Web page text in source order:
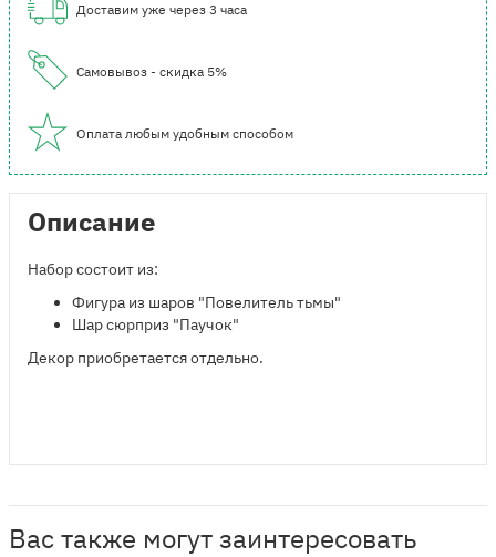
Доставим уже через 3 часа
Самовывоз - скидка 5%
Оплата любым удобным способом
Описание
Набор состоит из:
​Фигура из шаров "Повелитель тьмы"
Шар сюрприз "Паучок"
Декор приобретается отдельно.
Вас также могут заинтересовать